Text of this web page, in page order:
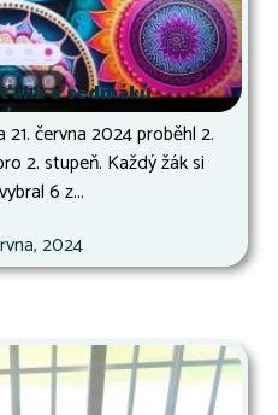
a sedmáků
června 2024 proběhl 2.
2. stupeň. Každý žák si
6 z...
2024